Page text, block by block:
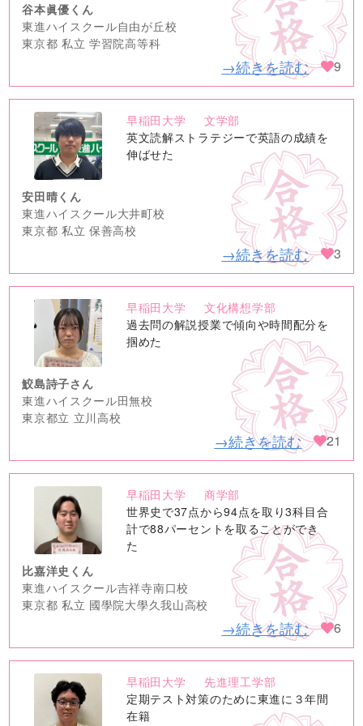
谷本眞優くん
東進ハイスクール自由が丘校
東京都 私立 学習院高等科
→続きを読む 9
no
image
早稲田大学
文学部
英文読解ストラテジーで英語の成績を
伸ばせた
安田晴くん
東進ハイスクール大井町校
東京都 私立 保善高校
→続きを読む 3
no
image
早稲田大学
文化構想学部
過去問の解説授業で傾向や時間配分を
掴めた
鮫島詩子さん
東進ハイスクール田無校
東京都立 立川高校
→続きを読む 21
no
image
早稲田大学
商学部
世界史で37点から94点を取り3科目合
計で88パーセントを取ることができ
た
比嘉洋史くん
東進ハイスクール吉祥寺南口校
東京都 私立 國學院大學久我山高校
→続きを読む 6
no
image
早稲田大学
先進理工学部
定期テスト対策のために東進に３年間
在籍